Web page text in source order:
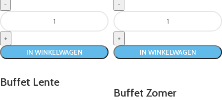
IN WINKELWAGEN IN WINKELWAGEN
Buffet Lente
Buffet Zomer